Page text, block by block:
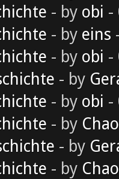
- by obi -
- by eins
- by obi -
- by
- by obi -
- by
- by
- by